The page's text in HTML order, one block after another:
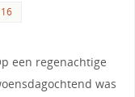
een regenachtige
was